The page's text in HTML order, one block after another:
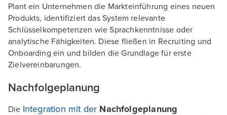
Plant ein Unternehmen die Markteinführung eines neuen
Produkts, identifiziert das System relevante
Schlüsselkompetenzen wie Sprachkenntnisse oder
analytische Fähigkeiten. Diese fließen in Recruiting und
Onboarding ein und bilden die Grundlage für erste
Zielvereinbarungen.
Nachfolgeplanung
Die Integration mit der Nachfolgeplanung